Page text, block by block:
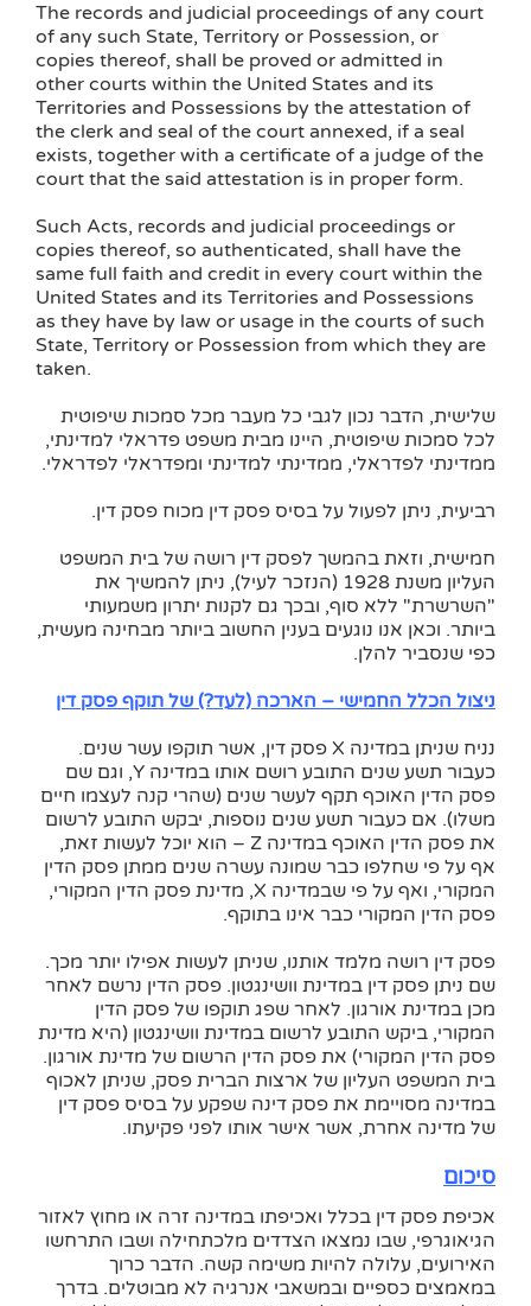
The records and judicial proceedings of any court
of any such State, Territory or Possession, or
copies thereof, shall be proved or admitted in
other courts within the United States and its
Territories and Possessions by the attestation of
the clerk and seal of the court annexed, if a seal
exists, together with a certificate of a judge of the
court that the said attestation is in proper form.
Such Acts, records and judicial proceedings or
copies thereof, so authenticated, shall have the
same full faith and credit in every court within the
United States and its Territories and Possessions
as they have by law or usage in the courts of such
State, Territory or Possession from which they are
taken.
שלישית, הדבר נכון לגבי כל מעבר מכל סמכות שיפוטית
לכל סמכות שיפוטית, היינו מבית משפט פדראלי למדינתי,
ממדינתי לפדראלי, ממדינתי למדינתי ומפדראלי לפדראלי.
רביעית, ניתן לפעול על בסיס פסק דין מכוח פסק דין.
חמישית, וזאת בהמשך לפסק דין רושה של בית המשפט
העליון משנת 1928 (הנזכר לעיל), ניתן להמשיך את
"השרשרת" ללא סוף, ובכך גם לקנות יתרון משמעותי
ביותר. וכאן אנו נוגעים בענין החשוב ביותר מבחינה מעשית,
כפי שנסביר להלן.
ניצול הכלל החמישי – הארכה (לעד?) של תוקף פסק דין
נניח שניתן במדינה X פסק דין, אשר תוקפו עשר שנים.
כעבור תשע שנים התובע רושם אותו במדינה Y, וגם שם
פסק הדין האוכף תקף לעשר שנים (שהרי קנה לעצמו חיים
משלו). אם כעבור תשע שנים נוספות, יבקש התובע לרשום
את פסק הדין האוכף במדינה Z – הוא יוכל לעשות זאת,
אף על פי שחלפו כבר שמונה עשרה שנים ממתן פסק הדין
המקורי, ואף על פי שבמדינה X, מדינת פסק הדין המקורי,
פסק הדין המקורי כבר אינו בתוקף.
פסק דין רושה מלמד אותנו, שניתן לעשות אפילו יותר מכך.
שם ניתן פסק דין במדינת וושינגטון. פסק הדין נרשם לאחר
מכן במדינת אורגון. לאחר שפג תוקפו של פסק הדין
המקורי, ביקש התובע לרשום במדינת וושינגטון (היא מדינת
פסק הדין המקורי) את פסק הדין הרשום של מדינת אורגון.
בית המשפט העליון של ארצות הברית פסק, שניתן לאכוף
במדינה מסויימת את פסק דינה שפקע על בסיס פסק דין
של מדינה אחרת, אשר אישר אותו לפני פקיעתו.
סיכום
אכיפת פסק דין בכלל ואכיפתו במדינה זרה או מחוץ לאזור
הגיאוגרפי, שבו נמצאו הצדדים מלכתחילה ושבו התרחשו
האירועים, עלולה להיות משימה קשה. הדבר כרוך
במאמצים כספיים ובמשאבי אנרגיה לא מבוטלים. בדרך